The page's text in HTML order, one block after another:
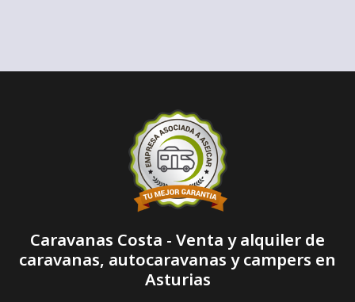
Caravanas Costa - Venta y alquiler de
caravanas, autocaravanas y campers en
Asturias